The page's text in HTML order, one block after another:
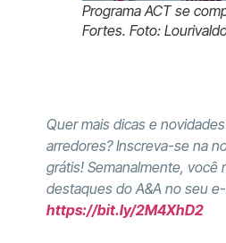
Programa ACT se
Fortes. Foto:
Quer mais dicas e
arredores? Inscreva-se na
grátis! Semanalmente, você
destaques do A&A no seu
https://bit.ly/2M4XhD2